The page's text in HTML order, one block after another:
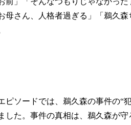
母さん、人格者過ぎる」「鵜久
ピソードでは、鵜久森の事件の
した。事件の真相は、鵜久森が